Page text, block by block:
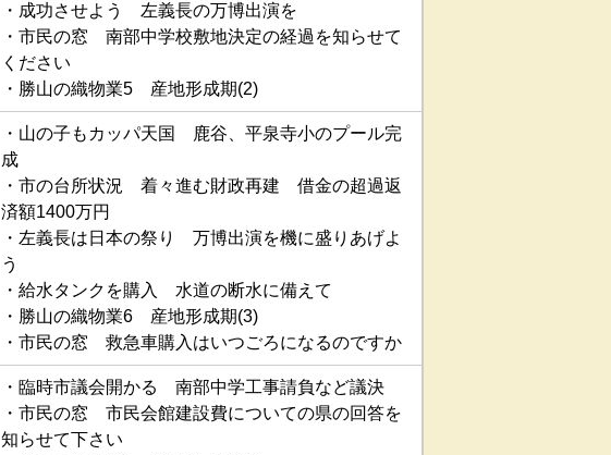
・成功させよう 左義長の万博出演を
・市民の窓 南部中学校敷地決定の経過を知らせて
ください
・勝山の織物業5 産地形成期(2)
・山の子もカッパ天国 鹿谷、平泉寺小のプール完
成
・市の台所状況 着々進む財政再建 借金の超過返
済額1400万円
・左義長は日本の祭り 万博出演を機に盛りあげよ
う
・給水タンクを購入 水道の断水に備えて
・勝山の織物業6 産地形成期(3)
・市民の窓 救急車購入はいつごろになるのですか
・臨時市議会開かる 南部中学工事請負など議決
・市民の窓 市民会館建設費についての県の回答を
知らせて下さい